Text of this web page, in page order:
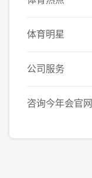
体育明星
公司服务
咨询今年会官网